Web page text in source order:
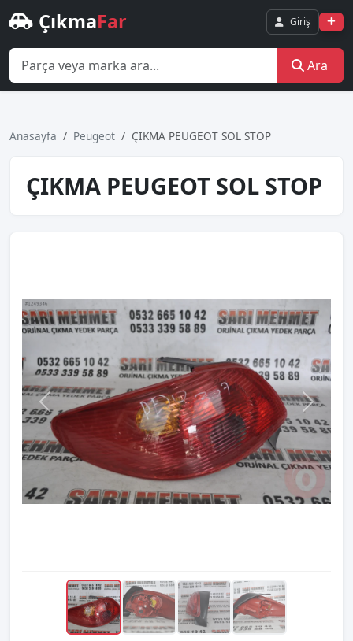
ÇıkmaFar Giriş
Ara
Anasayfa Peugeot ÇIKMA PEUGEOT SOL STOP
ÇIKMA PEUGEOT SOL STOP